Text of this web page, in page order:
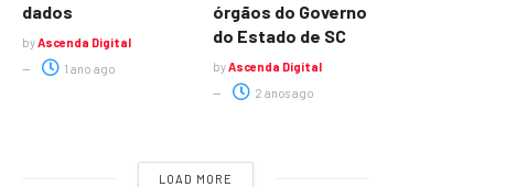
dados
byAscenda Digital
1 ano ago
órgãos do Governo
do Estado de SC
byAscenda Digital
2 anos ago
LOAD MORE